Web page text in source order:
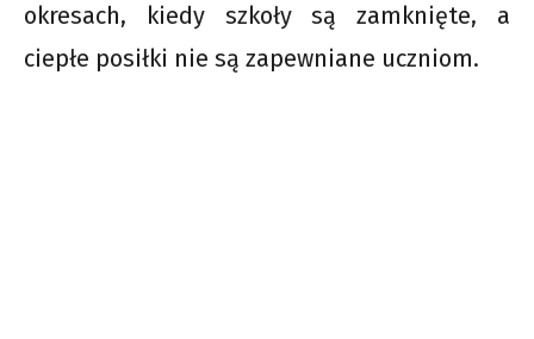
okresach, kiedy szkoły są zamknięte, a
ciepłe posiłki nie są zapewniane uczniom.